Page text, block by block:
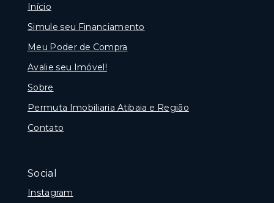
Início
Simule seu Financiamento
Meu Poder de Compra
Avalie seu Imóvel!
Sobre
Permuta Imobiliaria Atibaia e Região
Contato
Social
Instagram